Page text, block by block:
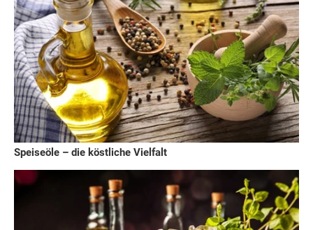
Speiseöle – die köstliche Vielfalt